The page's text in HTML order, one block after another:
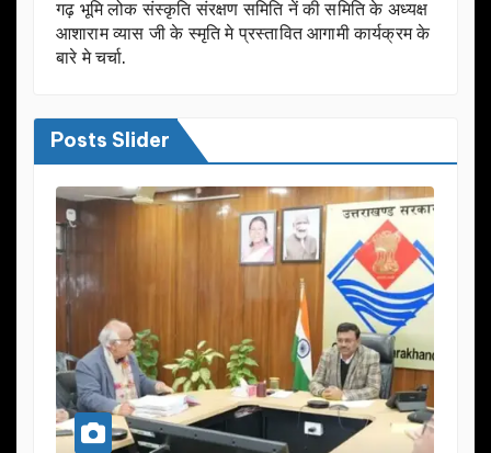
गढ़ भूमि लोक संस्कृति संरक्षण समिति नें की समिति के अध्यक्ष
आशाराम व्यास जी के स्मृति मे प्रस्तावित आगामी कार्यक्रम के
बारे मे चर्चा.
Posts Slider